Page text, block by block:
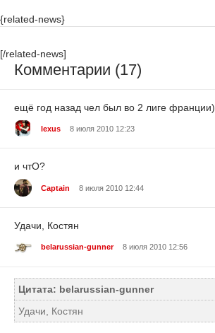
{related-news}
[/related-news]
Комментарии (17)
ещё год назад чел был во 2 лиге франции)
lexus 8 июля 2010 12:23
и чтО?
Captain 8 июля 2010 12:44
Удачи, Костян
belarussian-gunner 8 июля 2010 12:56
Цитата: belarussian-gunner
Удачи, Костян